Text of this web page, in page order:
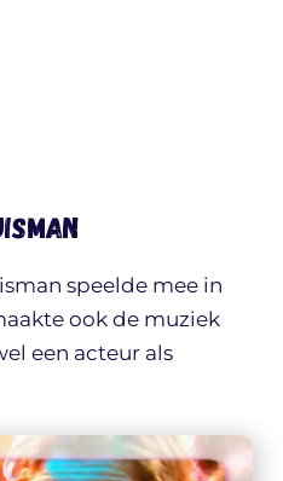
speelde mee in
ook de muziek
een acteur als